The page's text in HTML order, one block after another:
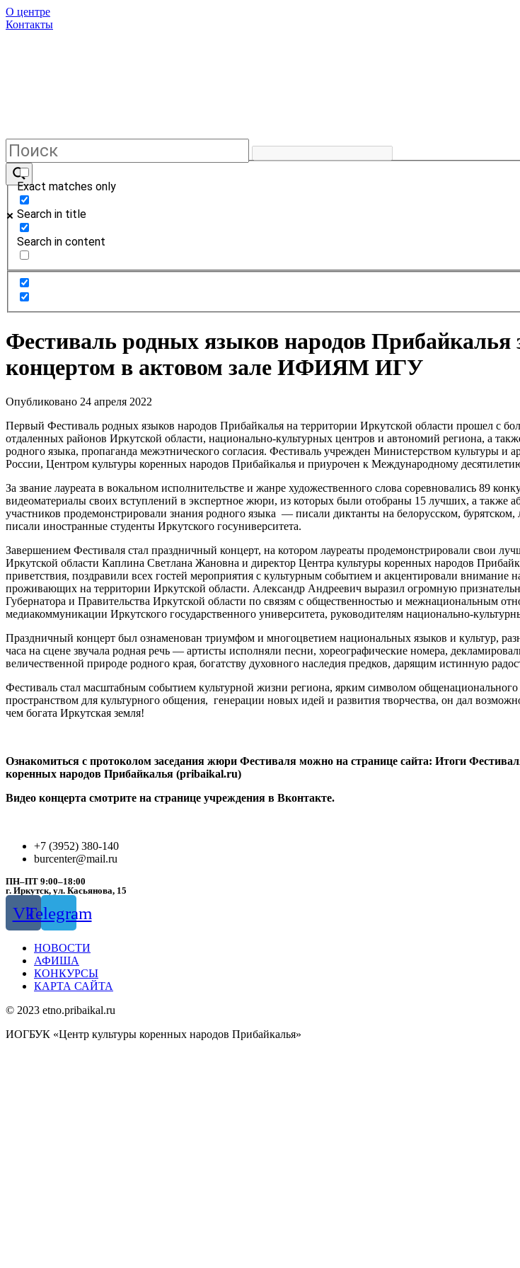
О центре
Контакты
Exact matches only
Search in title
Search in content
Фестиваль родных языков народов
концертом в актовом зале ИФИЯМ ИГУ
Опубликовано 24 апреля 2022
Первый Фестиваль родных языков народов Прибайкалья на территории Иркутской области прошел с
отдаленных районов Иркутской области, национально-культурных центров и автономий региона, а
родного языка, пропаганда межэтнического согласия. Фестиваль учрежден Министерством культуры
России, Центром культуры коренных народов Прибайкалья и приурочен к Международному
За звание лауреата в вокальном исполнительстве и жанре художественного слова соревновались 89
видеоматериалы своих вступлений в экспертное жюри, из которых были отобраны 15 лучших, а
участников продемонстрировали знания родного языка — писали диктанты на белорусском,
писали иностранные студенты Иркутского госуниверситета.
Завершением Фестиваля стал праздничный концерт, на котором лауреаты продемонстрировали свои
Иркутской области Каплина Светлана Жановна и директор Центра культуры коренных народов
приветствия, поздравили всех гостей мероприятия с культурным событием и акцентировали внимание
проживающих на территории Иркутской области. Александр Андреевич выразил огромную
Губернатора и Правительства Иркутской области по связям с общественностью и межнациональным
медиакоммуникации Иркутского государственного университета, руководителям национально-
Праздничный концерт был ознаменован триумфом и многоцветием национальных языков и культур,
часа на сцене звучала родная речь — артисты исполняли песни, хореографические номера,
величественной природе родного края, богатству духовного наследия предков, дарящим истинную
Фестиваль стал масштабным событием культурной жизни региона, ярким символом
пространством для культурного общения, генерации новых идей и развития творчества, он дал
чем богата Иркутская земля!
Ознакомиться с протоколом заседания жюри Фестиваля можно на странице сайта: Итоги
коренных народов Прибайкалья (pribaikal.ru)
Видео концерта смотрите на странице учреждения в Вконтакте.
+7 (3952) 380-140
burcenter@mail.ru
ПН–ПТ 9:00–18:00
г. Иркутск, ул. Касьянова, 15
VkTelegram
НОВОСТИ
АФИША
КОНКУРСЫ
КАРТА САЙТА
© 2023 etno.pribaikal.ru
ИОГБУК «Центр культуры коренных народов Прибайкалья»